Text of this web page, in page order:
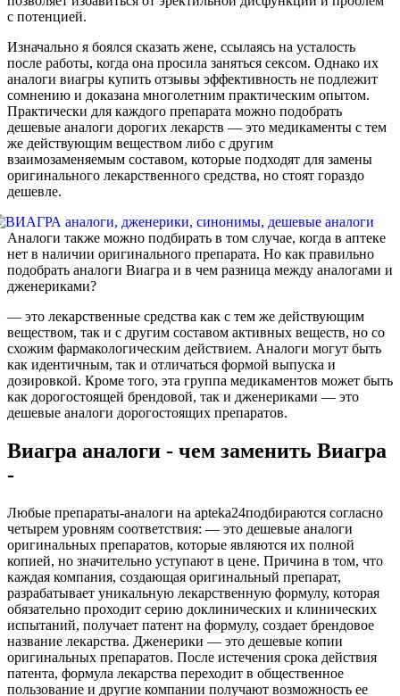
с потенцией.
Изначально я боялся сказать жене, ссылаясь на усталость
после работы, когда она просила заняться сексом. Однако их
аналоги виагры купить отзывы эффективность не подлежит
сомнению и доказана многолетним практическим опытом.
Практически для каждого препарата можно подобрать
дешевые аналоги дорогих лекарств — это медикаменты с тем
же действующим веществом либо с другим
взаимозаменяемым составом, которые подходят для замены
оригинального лекарственного средства, но стоят гораздо
дешевле.
Аналоги также можно подбирать в том случае, когда в аптеке
нет в наличии оригинального препарата. Но как правильно
подобрать аналоги Виагра и в чем разница между аналогами и
дженериками?
— это лекарственные средства как с тем же действующим
веществом, так и с другим составом активных веществ, но со
схожим фармакологическим действием. Аналоги могут быть
как идентичным, так и отличаться формой выпуска и
дозировкой. Кроме того, эта группа медикаментов может быть
как дорогостоящей брендовой, так и дженериками — это
дешевые аналоги дорогостоящих препаратов.
Виагра аналоги - чем заменить Виагра
-
Любые препараты-аналоги на apteka24подбираются согласно
четырем уровням соответствия: — это дешевые аналоги
оригинальных препаратов, которые являются их полной
копией, но значительно уступают в цене. Причина в том, что
каждая компания, создающая оригинальный препарат,
разрабатывает уникальную лекарственную формулу, которая
обязательно проходит серию доклинических и клинических
испытаний, получает патент на формулу, создает брендовое
название лекарства. Дженерики — это дешевые копии
оригинальных препаратов. После истечения срока действия
патента, формула лекарства переходит в общественное
пользование и другие компании получают возможность ее